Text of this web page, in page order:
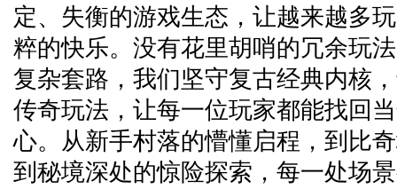
定、失衡的游戏生态，让越来越多
粹的快乐。没有花里胡哨的冗余玩
复杂套路，我们坚守复古经典内核
传奇玩法，让每一位玩家都能找回
心。从新手村落的懵懂启程，到比
到秘境深处的惊险探索，每一处场